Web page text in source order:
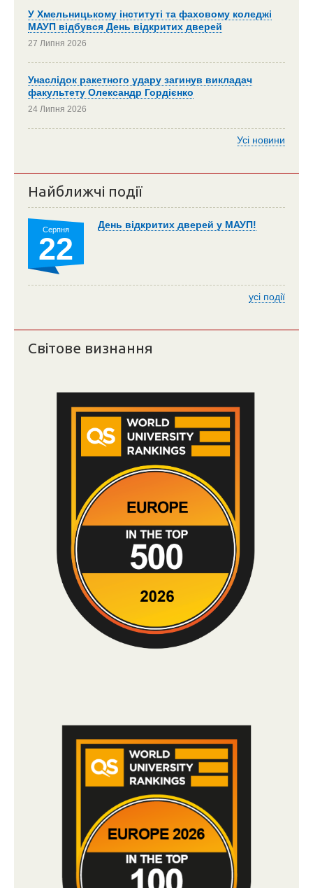
У Хмельницькому інституті та фаховому коледжі
МАУП відбувся День відкритих дверей
27 Липня 2026
Унаслідок ракетного удару загинув викладач
факультету Олександр Гордієнко
24 Липня 2026
Усі новини
Найближчі події
Серпня
22
День відкритих дверей у МАУП!
усі події
Світове визнання